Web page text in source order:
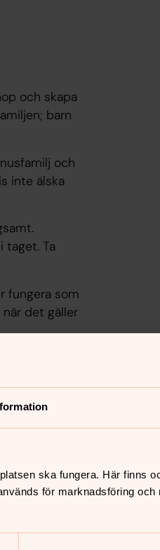
ska fungera. Här finns
för marknadsföring
och skapa
barn
och
inte älska
taget. Ta
fungera som
det gäller
till
partnern,